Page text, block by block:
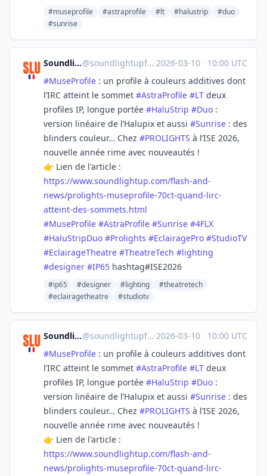
#museprofile #astraprofile #lt #halustrip
#duo
#sunrise
Soundlightup France@soundlightupfrance@mastodon.social ·2026-03-10 · 10:00 UTC
#MuseProfile : un profile à couleurs additives dont
l’IRC atteint le sommet #AstraProfile #LT deux
profiles IP, longue portée #HaluStrip #Duo :
version linéaire de l’Halupix et aussi #Sunrise : des
blinders couleur… Chez #PROLIGHTS à l’ISE 2026,
nouvelle année rime avec nouveautés !
👉 Lien de l'article :
https://www.soundlightup.com/flash-and-
news/prolights-museprofile-70ct-quand-lirc-
atteint-des-sommets.html
#MuseProfile #AstraProfile #Sunrise #4FLX
#HaluStripDuo #Prolights #EclairagePro #StudioTV
#EclairageTheatre #TheatreTech #lighting
#designer #IP65 hashtag#ISE2026
#ip65 #designer #lighting
#theatretech
#eclairagetheatre
#studiotv
Soundlightup France@soundlightupfrance@mastodon.social ·2026-03-10 · 10:00 UTC
#MuseProfile : un profile à couleurs additives dont
l’IRC atteint le sommet #AstraProfile #LT deux
profiles IP, longue portée #HaluStrip #Duo :
version linéaire de l’Halupix et aussi #Sunrise : des
blinders couleur… Chez #PROLIGHTS à l’ISE 2026,
nouvelle année rime avec nouveautés !
👉 Lien de l'article :
https://www.soundlightup.com/flash-and-
news/prolights-museprofile-70ct-quand-lirc-